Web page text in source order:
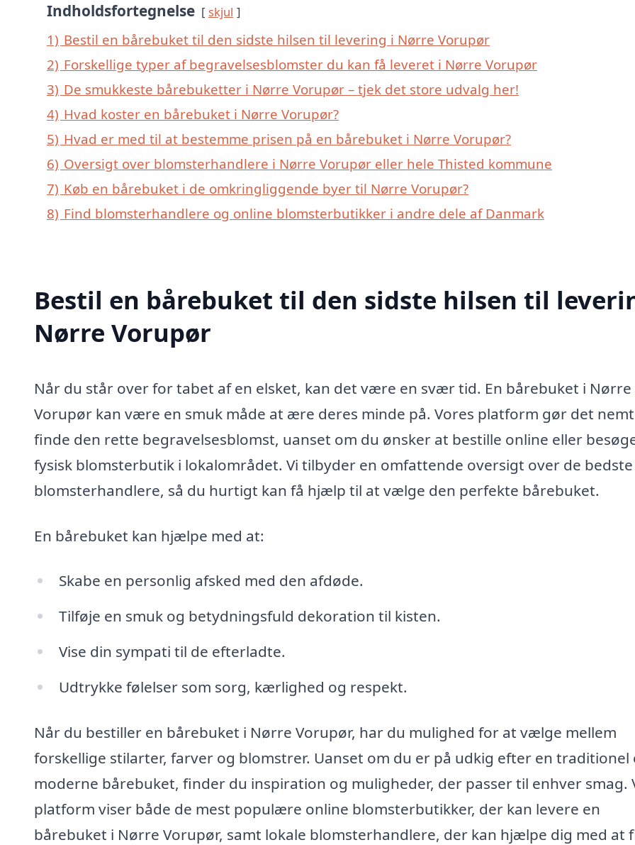
Indholdsfortegnelse skjul
1) Bestil en bårebuket til den sidste hilsen til levering i Nørre Vorupør
2) Forskellige typer af begravelsesblomster du kan få leveret i Nørre Vorupør
3) De smukkeste bårebuketter i Nørre Vorupør – tjek det store udvalg her!
4) Hvad koster en bårebuket i Nørre Vorupør?
5) Hvad er med til at bestemme prisen på en bårebuket i Nørre Vorupør?
6) Oversigt over blomsterhandlere i Nørre Vorupør eller hele Thisted kommune
7) Køb en bårebuket i de omkringliggende byer til Nørre Vorupør?
8) Find blomsterhandlere og online blomsterbutikker i andre dele af Danmark
Bestil en bårebuket til den sidste hilsen til
Nørre Vorupør
Når du står over for tabet af en elsket, kan det være en svær tid. En bårebuket i Nørre
Vorupør kan være en smuk måde at ære deres minde på. Vores platform gør det
finde den rette begravelsesblomst, uanset om du ønsker at bestille online eller
fysisk blomsterbutik i lokalområdet. Vi tilbyder en omfattende oversigt over de bedste
blomsterhandlere, så du hurtigt kan få hjælp til at vælge den perfekte bårebuket.
En bårebuket kan hjælpe med at:
Skabe en personlig afsked med den afdøde.
Tilføje en smuk og betydningsfuld dekoration til kisten.
Vise din sympati til de efterladte.
Udtrykke følelser som sorg, kærlighed og respekt.
Når du bestiller en bårebuket i Nørre Vorupør, har du mulighed for at vælge mellem
forskellige stilarter, farver og blomstrer. Uanset om du er på udkig efter en traditionel
moderne bårebuket, finder du inspiration og muligheder, der passer til enhver smag.
platform viser både de mest populære online blomsterbutikker, der kan levere en
bårebuket i Nørre Vorupør, samt lokale blomsterhandlere, der kan hjælpe dig med at